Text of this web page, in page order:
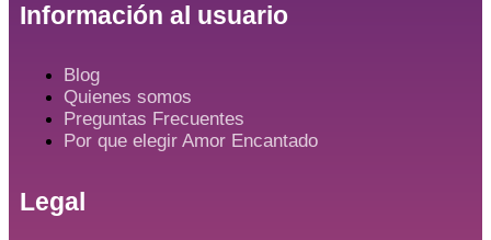
Información al usuario
Blog
Quienes somos
Preguntas Frecuentes
Por que elegir Amor Encantado
Legal